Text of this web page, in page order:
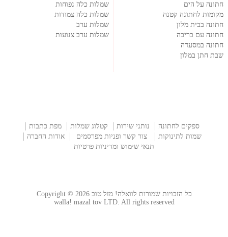
חתונה על הים
מקומות לחתונה קטנה
חתונה בבית מלון
חתונה עם בריכה
חתונה במסעדה
שבת חתן במלון
שמלות כלה נפוחות
שמלות כלה צמודות
שמלות ערב
שמלות ערב צנועות
ספקים לחתונה נותני שירות קטלוג שמלות
מפת כתבות
שמות לתינוקות
צור קשר ופניות מפרסמים
אודות החברה
תנאי שימוש ומדיניות פרטיות
כל הזכויות שמורות לוואלה! מזל טוב Copyright © 2026
walla! mazal tov LTD. All rights reserved